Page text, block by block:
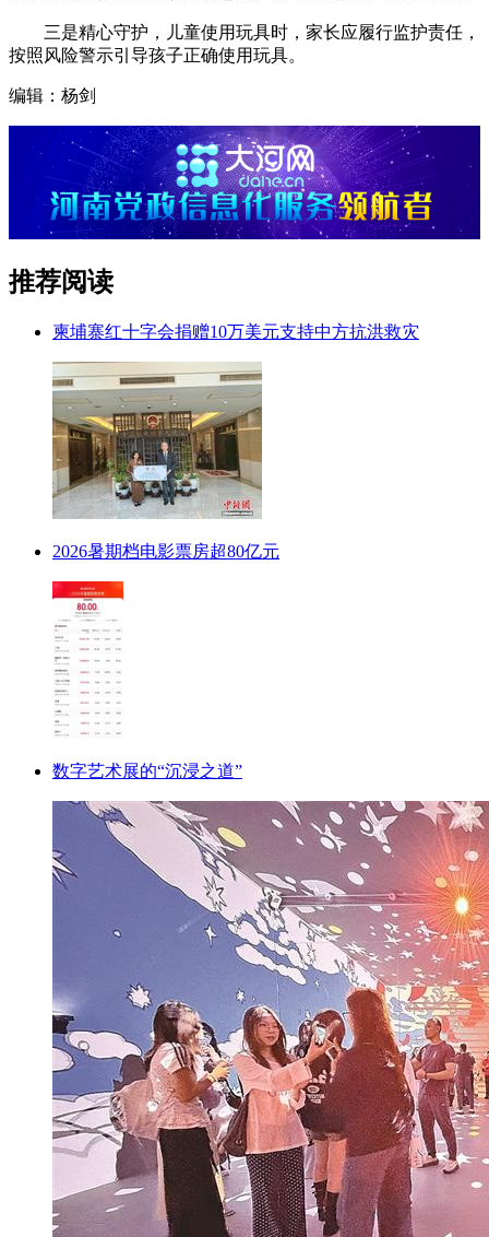
三是精心守护，儿童使用玩具时，家长应履行监护责任，
按照风险警示引导孩子正确使用玩具。
编辑：杨剑
推荐阅读
柬埔寨红十字会捐赠10万美元支持中方抗洪救灾
2026暑期档电影票房超80亿元
数字艺术展的“沉浸之道”